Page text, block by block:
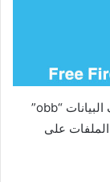
وبعد تحميل اداة Free Fire Mod APK، زائد ملف البيانات “obb”
على